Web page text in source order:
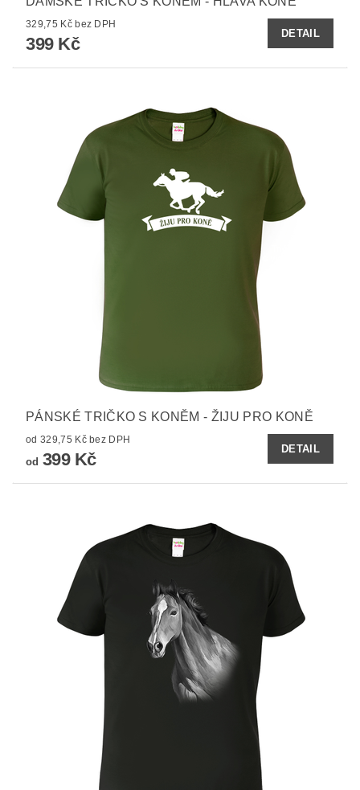
329,75 Kč bez DPH
399 Kč
DETAIL
PÁNSKÉ TRIČKO S KONĚM - ŽIJU PRO KONĚ
od 329,75 Kč bez DPH
od 399 Kč
DETAIL